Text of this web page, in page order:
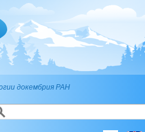
докембрия РАН
поиска